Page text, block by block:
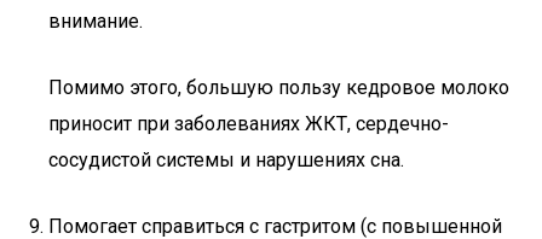
внимание.
Помимо этого, большую пользу кедровое молоко
приносит при заболеваниях ЖКТ, сердечно-
сосудистой системы и нарушениях сна.
Помогает справиться с гастритом (с повышенной